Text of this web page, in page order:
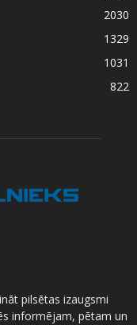
2030
1329
1031
822
pilsētas izaugsmi
informējam, pētam un